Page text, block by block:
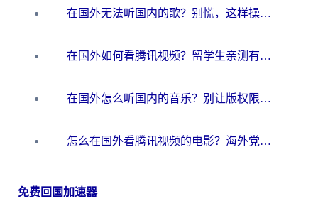
在国外无法听国内的歌？别慌，这样操作就能畅听QQ音乐（附亲测加速器推荐）
在国外如何看腾讯视频？留学生亲测有效的回国加速方案
在国外怎么听国内的音乐？别让版权限制断了你的华语歌单
怎么在国外看腾讯视频的电影？海外党亲测有效的回国加速指南
免费回国加速器